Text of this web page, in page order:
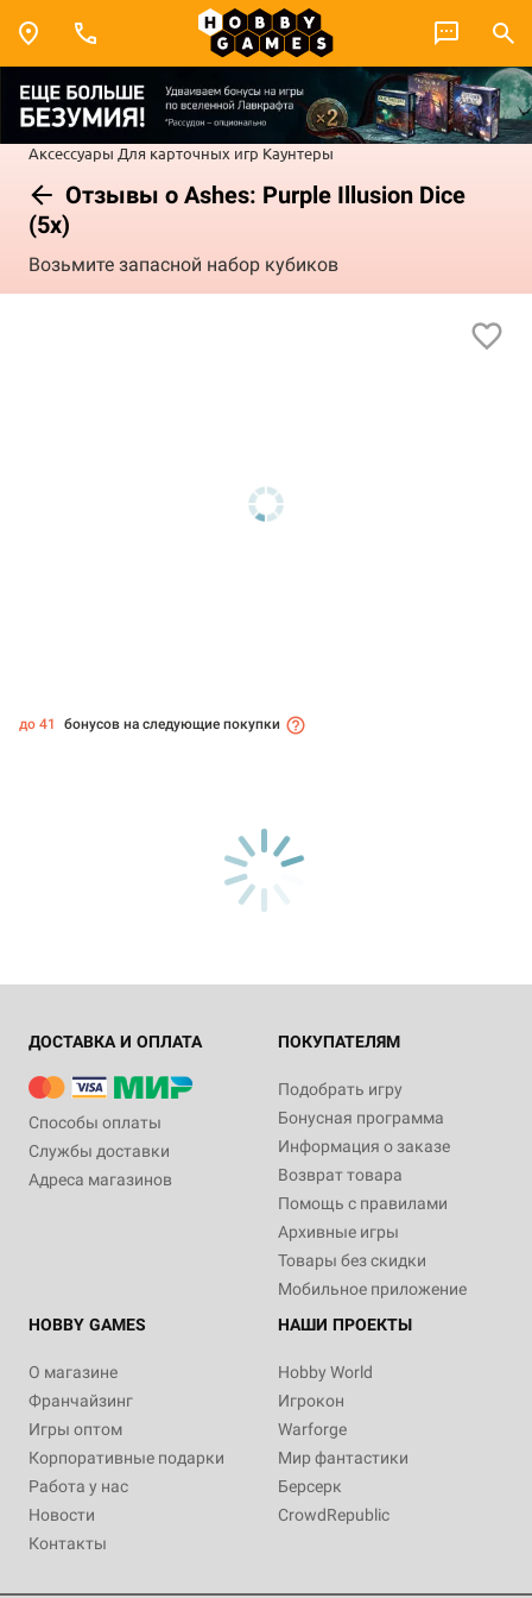
Аксессуары Для карточных игр Каунтеры
Отзывы о Ashes: Purple Illusion Dice
(5x)
Возьмите запасной набор кубиков
до 41 бонусов на следующие покупки
ДОСТАВКА И ОПЛАТА
Способы оплаты
Службы доставки
Адреса магазинов
ПОКУПАТЕЛЯМ
Подобрать игру
Бонусная программа
Информация о заказе
Возврат товара
Помощь с правилами
Архивные игры
Товары без скидки
Мобильное приложение
HOBBY GAMES
О магазине
Франчайзинг
Игры оптом
Корпоративные подарки
Работа у нас
Новости
Контакты
НАШИ ПРОЕКТЫ
Hobby World
Игрокон
Warforge
Мир фантастики
Берсерк
CrowdRepublic